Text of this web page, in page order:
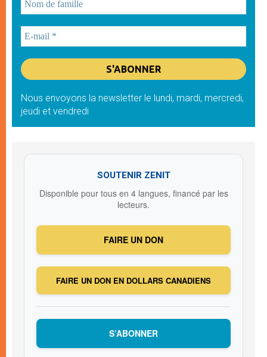
Nous envoyons la newsletter le lundi, mardi, mercredi,
jeudi et vendredi
SOUTENIR ZENIT
Disponible pour tous en 4 langues, financé par les
lecteurs.
FAIRE UN DON
FAIRE UN DON EN DOLLARS CANADIENS
S’ABONNER